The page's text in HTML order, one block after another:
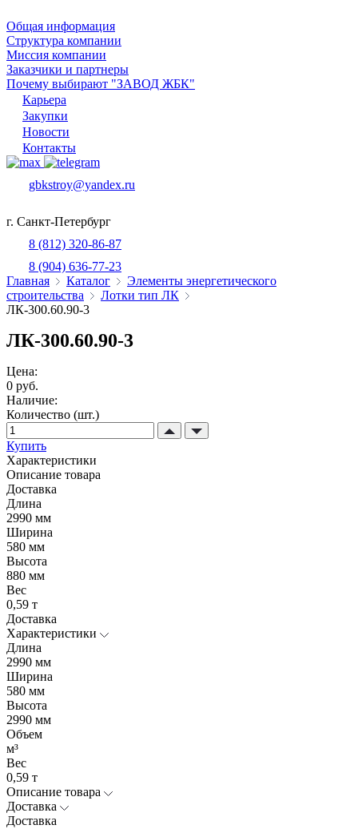
Общая информация
Структура компании
Миссия компании
Заказчики и партнеры
Почему выбирают "ЗАВОД ЖБК"
Карьера
Закупки
Новости
Контакты
gbkstroy@yandex.ru
г. Санкт-Петербург
8 (812) 320-86-87
8 (904) 636-77-23
Главная
Каталог
Элементы энергетического
строительства
Лотки тип ЛК
ЛК-300.60.90-3
ЛК-300.60.90-3
Цена:
0 руб.
Наличие:
Количество (шт.)
Купить
Характеристики
Описание товара
Доставка
Длина
2990 мм
Ширина
580 мм
Высота
880 мм
Вес
0,59 т
Доставка
Характеристики
Длина
2990 мм
Ширина
580 мм
Высота
2990 мм
Объем
м³
Вес
0,59 т
Описание товара
Доставка
Доставка